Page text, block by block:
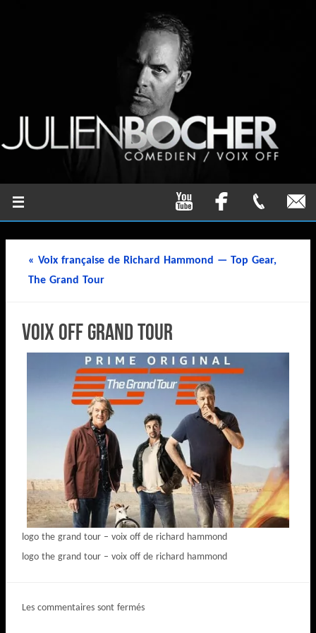
« Voix française de Richard Hammond — Top Gear,
The Grand Tour
Voix Off Grand Tour
logo the grand tour – voix off de richard hammond
logo the grand tour – voix off de richard hammond
Les commentaires sont fermés